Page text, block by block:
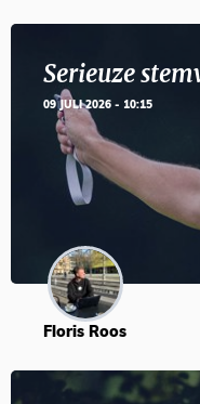
Serieuze
09 JULI 2026 - 10:15
Floris Roos